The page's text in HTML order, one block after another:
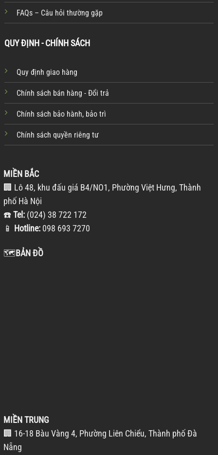
FAQs – Câu hỏi thường gặp
QUY ĐỊNH - CHÍNH SÁCH
Quy định giao hàng
Chính sách bán hàng - Đổi trả
Chính sách bảo hành, bảo trì
Chính sách quyền riêng tư
MIỀN BẮC
🏢 Lô 48, khu đấu giá B4/NO1, Phường Việt Hưng, Thành
phố Hà Nội
☎️Tel: (024) 38 722 172
📱 Hotline: 098 693 7270
🗺️BẢN ĐỒ
MIỀN TRUNG
🏢 16-18 Bàu Vàng 4, Phường Liên Chiểu, Thành phố Đà
Nẵng